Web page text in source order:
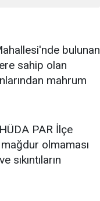
bulunan
sahip olan
mahrum
PAR İlçe
olmaması